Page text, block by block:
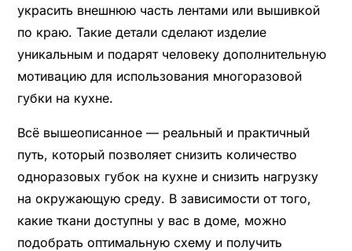
украсить внешнюю часть лентами или вышивкой
по краю. Такие детали сделают изделие
уникальным и подарят человеку дополнительную
мотивацию для использования многоразовой
губки на кухне.
Всё вышеописанное — реальный и практичный
путь, который позволяет снизить количество
одноразовых губок на кухне и снизить нагрузку
на окружающую среду. В зависимости от того,
какие ткани доступны у вас в доме, можно
подобрать оптимальную схему и получить